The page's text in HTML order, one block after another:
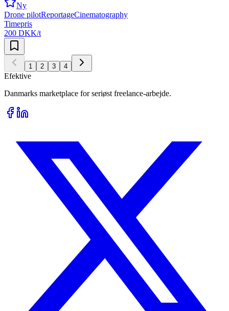
Ny
Drone pilotReportageCinematography
Timepris
200 DKK/t
1 2 3 4
Efektive
Danmarks marketplace for seriøst freelance-arbejde.